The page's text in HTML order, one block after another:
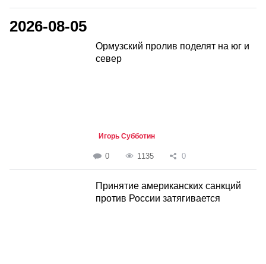
2026-08-05
Ормузский пролив поделят на юг и
север
Игорь Субботин
0 1135 0
Принятие американских санкций
против России затягивается